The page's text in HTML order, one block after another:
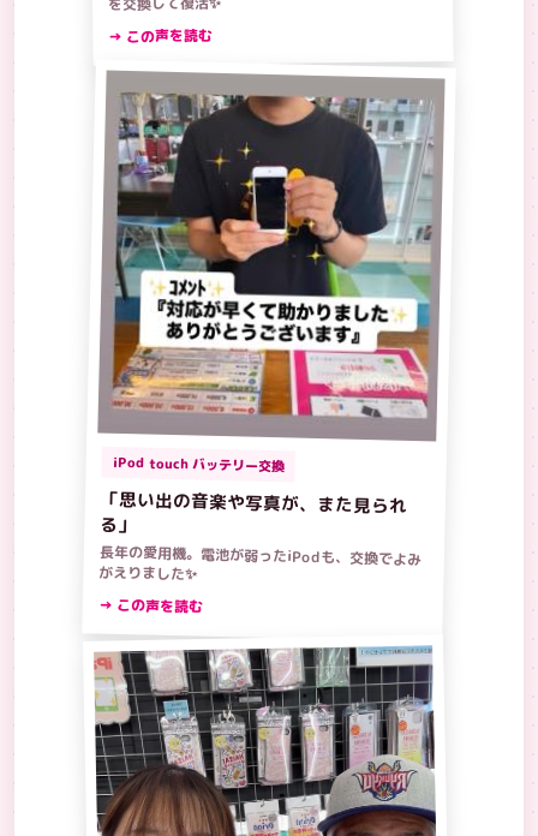
→ この声を読む
iPod touch バッテリー交換
「思い出の音楽や写真が、また見られ
る」
長年の愛用機。電池が弱ったiPodも、交換でよみ
がえりました✨
→ この声を読む